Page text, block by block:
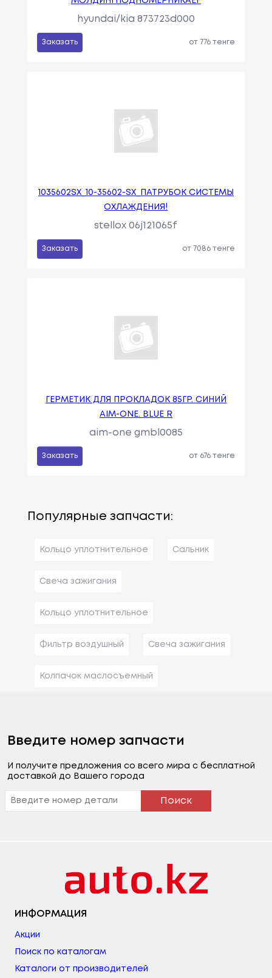
hyundai/kia 873723d000
Заказать от 776 тенге
1035602SX_10-35602-SX_ПАТРУБОК СИСТЕМЫ
ОХЛАЖДЕНИЯ!
stellox 06j121065f
Заказать от 7086 тенге
ГЕРМЕТИК ДЛЯ ПРОКЛАДОК 85ГР. СИНИЙ
AIM-ONE. BLUE R
aim-one gmbl0085
Заказать от 676 тенге
Популярные запчасти:
Кольцо уплотнительное Сальник
Свеча зажигания
Кольцо уплотнительное
Фильтр воздушный Свеча зажигания
Колпачок маслосъемный
Введите номер запчасти
И получите предложения со всего мира с бесплатной
доставкой до Вашего города
Поиск
ИНФОРМАЦИЯ
Акции
Поиск по каталогам
Каталоги от производителей